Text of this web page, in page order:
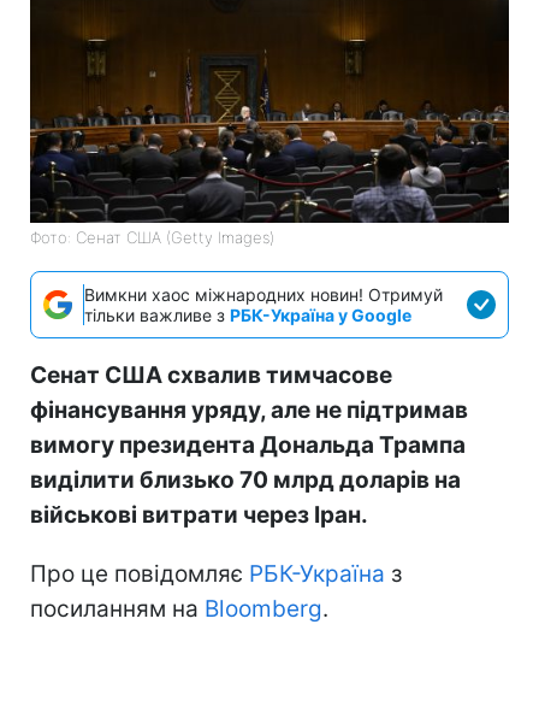
Фото: Сенат США (Getty Images)
Вимкни хаос міжнародних новин! Отримуй
тільки важливе з РБК-Україна у Google
Сенат США схвалив тимчасове
фінансування уряду, але не підтримав
вимогу президента Дональда Трампа
виділити близько 70 млрд доларів на
військові витрати через Іран.
Про це повідомляє РБК-Україна з
посиланням на Bloomberg.